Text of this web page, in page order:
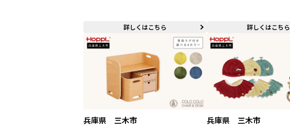
詳しくはこちら 詳しくはこちら
兵庫県 三木市
兵庫県 三木市